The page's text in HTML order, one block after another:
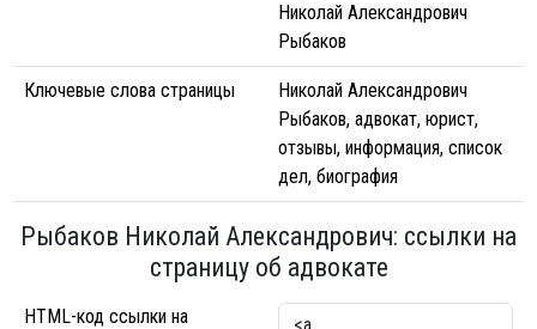
Николай Александрович
Рыбаков
Ключевые слова страницы
Николай Александрович
Рыбаков, адвокат, юрист,
отзывы, информация, список
дел, биография
Рыбаков Николай Александрович: ссылки на
страницу об адвокате
HTML-код ссылки на